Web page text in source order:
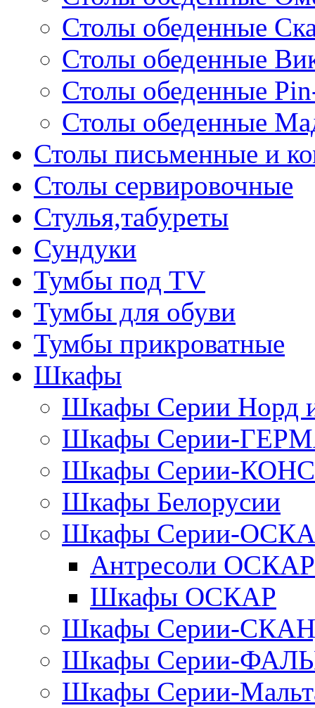
Столы обеденные
Столы обеденные
Столы обеденные
Столы обеденные
Столы письменные и
Столы сервировочные
Стулья,табуреты
Сундуки
Тумбы под TV
Тумбы для обуви
Тумбы прикроватные
Шкафы
Шкафы Серии
Шкафы Серии-
Шкафы Серии-
Шкафы Белорусии
Шкафы Серии-
Антресоли ОСКАР
Шкафы ОСКАР
Шкафы Серии-
Шкафы Серии-
Шкафы Серии-